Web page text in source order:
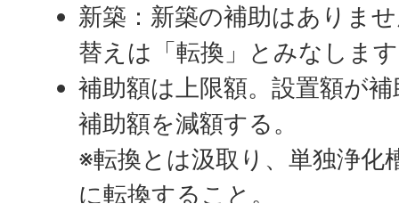
新築：新築の補助はありま
替えは「転換」とみなします
補助額は上限額。設置額が
補助額を減額する。
※転換とは汲取り、単独浄化
に転換すること。